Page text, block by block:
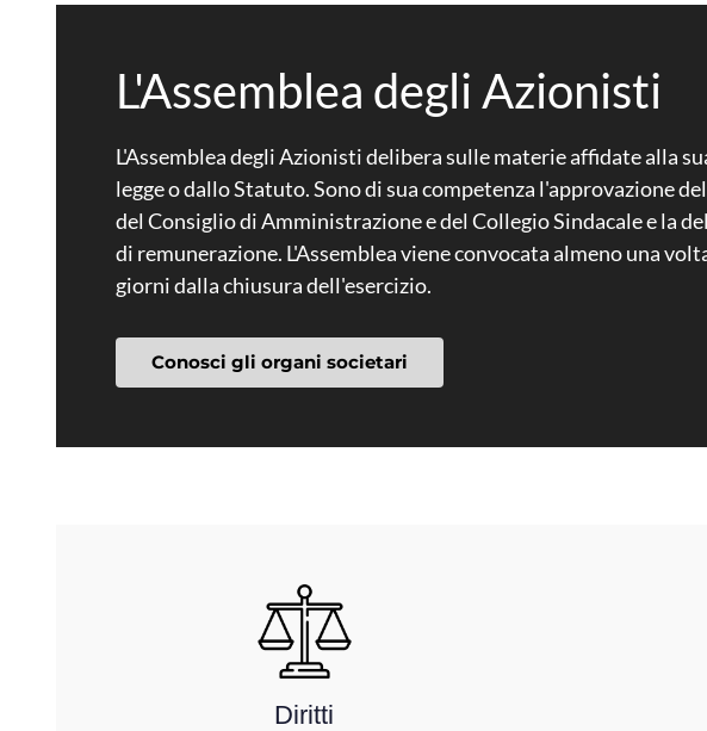
L'Assemblea degli Azionisti
L'Assemblea degli Azionisti delibera sulle materie affidate alla
legge o dallo Statuto. Sono di sua competenza l'approvazione
del Consiglio di Amministrazione e del Collegio Sindacale e la
di remunerazione. L'Assemblea viene convocata almeno una
giorni dalla chiusura dell'esercizio.
Conosci gli organi societari
Diritti